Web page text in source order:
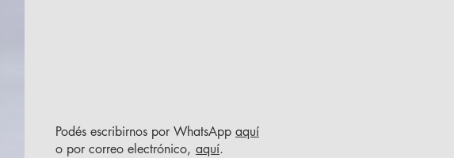
Podés escribirnos por WhatsApp aquí
o por correo electrónico, aquí.